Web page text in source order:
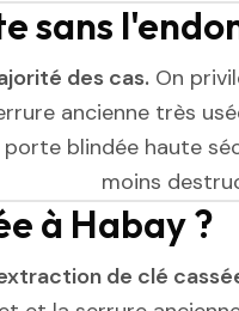
sans
des cas.On
ancienne très
blindée haute
moins
à Habay ?
de clé